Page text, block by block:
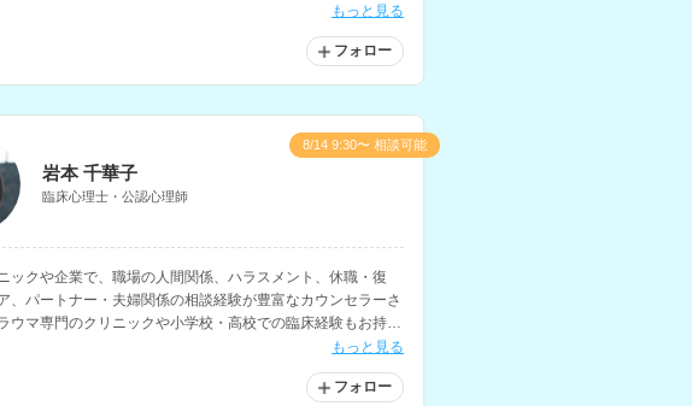
のキャリアカウンセリングなどの経験もお持ちです。もっと見る
フォロー
岩本 千華子
臨床心理士・公認心理師
ックや企業で、職場の人間関係、ハラスメント、休職・復
、パートナー・夫婦関係の相談経験が豊富なカウンセラーさ
ウマ専門のクリニックや小学校・高校での臨床経験もお持ち
自己理解、子育て等の相談も得意とされています。もっと見る
フォロー
8/14 9:30〜 相談可能